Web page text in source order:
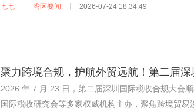
七七 湾区要闻 2026-07-24 18:34:49
聚力跨境合规，护航外贸远航！第二届
2026 年 7 月 23 日，第二届深圳国际税收合规大会
国际税收研究会等多家权威机构主办，聚焦跨境贸易